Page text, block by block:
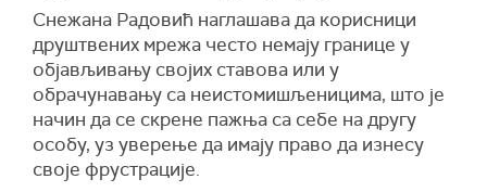
Снежана Радовић наглашава да корисници
друштвених мрежа често немају границе у
објављивању својих ставова или у
обрачунавању са неистомишљеницима, што је
начин да се скрене пажња са себе на другу
особу, уз уверење да имају право да изнесу
своје фрустрације.